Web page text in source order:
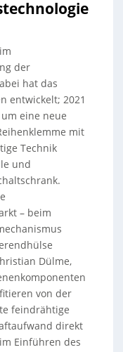
der
hat das
entwickelt; 2021
eine neue
mit
Technik
und
– beim
Dülme,
von der
feindrähtige
direkt
Einführen des